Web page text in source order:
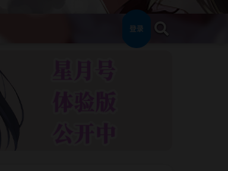
登录